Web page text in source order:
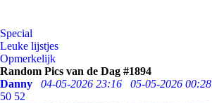
Special
Leuke lijstjes
Opmerkelijk
Random Pics van de Dag #1894
Danny
04-05-2026 23:16 05-05-2026 00:28
50 52